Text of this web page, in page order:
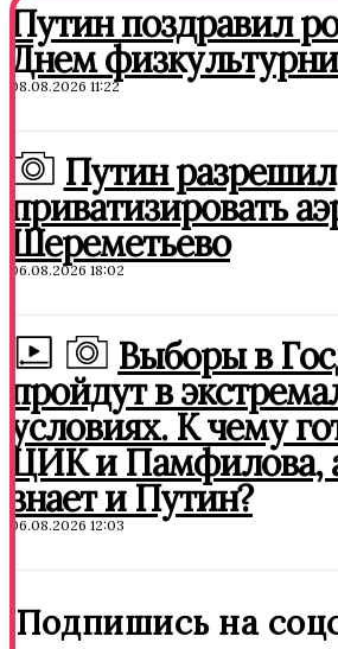
Путин поздравил
Днем
08.08.2026 11:22
Путин разрешил
приватизировать
Шереметьево
06.08.2026 18:02
Выборы в
пройдут в
условиях. К чему
ЦИК и Памфилова,
знает и Путин?
06.08.2026 12:03
Подпишись на